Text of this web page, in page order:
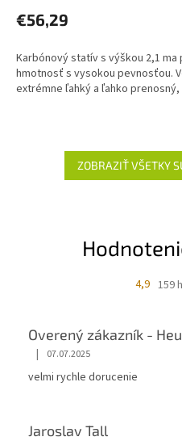
€56,29
Karbónový statív s výškou 2,1
hmotnosť s vysokou pevnosťou.
extrémne ľahký a ľahko prenosný,
ZOBRAZIŤ VŠETKY
4,9 159
Overený zákazník -
| 07.07.2025
velmi rychle dorucenie
Jaroslav Tall